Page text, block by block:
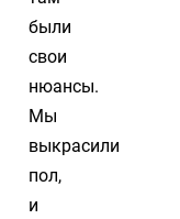
были
свои
нюансы.
Мы
выкрасили
пол,
и